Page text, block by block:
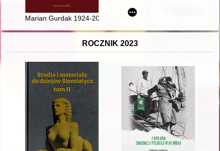
Marian Gurdak 1924-2013 - Sybirak, żołnierz armii gen.
ROCZNIK 2023